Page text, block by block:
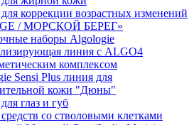
коррекции возрастных изменений
/ МОРСКОЙ БЕРЕГ»
наборы Algologie
линия с ALGO4
комплексом
Sensi Plus линия для
кожи "Дюны"
глаз и губ
со стволовыми клетками